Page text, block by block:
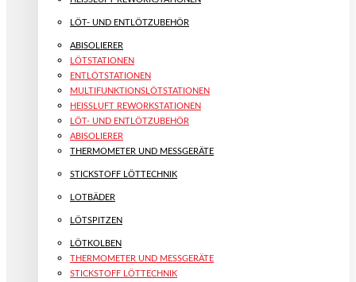
LÖT- UND ENTLÖTZUBEHÖR
ABISOLIERER
LÖTSTATIONEN
ENTLÖTSTATIONEN
MULTIFUNKTIONS­LÖTSTATIONEN
HEISSLUFT REWORKSTATIONEN
LÖT- UND ENTLÖTZUBEHÖR
ABISOLIERER
THERMOMETER UND MESSGERÄTE
STICKSTOFF LÖTTECHNIK
LOTBÄDER
LÖTSPITZEN
LÖTKOLBEN
THERMOMETER UND MESSGERÄTE
STICKSTOFF LÖTTECHNIK